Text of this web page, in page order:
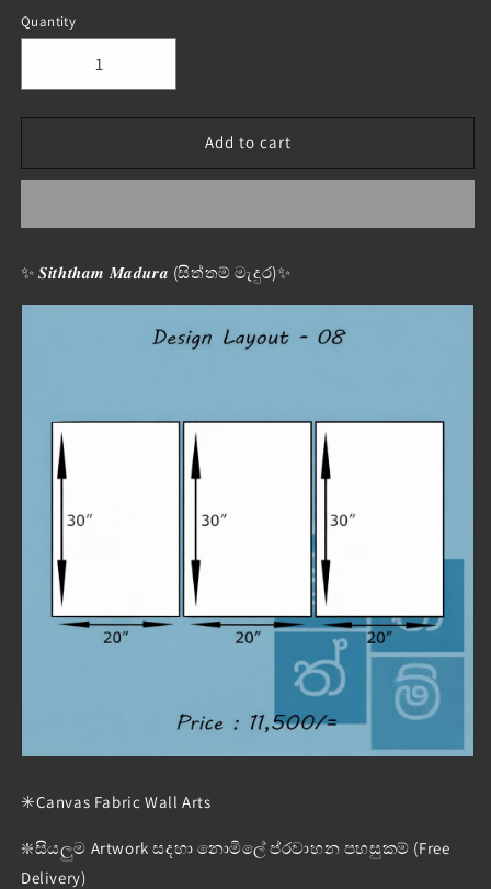
Quantity
Decrease
quantity
for
:
1006
quantity
for
Design
:
1006
Add to cart
✨ 𝑺𝒊𝒕𝒉𝒕𝒉𝒂𝒎 𝑴𝒂𝒅𝒖𝒓𝒂 (සිත්තම් මැදුර)✨
✳️Canvas Fabric Wall Arts
❇️සියලුම Artwork සදහා නොමිලේ ප්රවාහන පහසුකම් (Free
Delivery)